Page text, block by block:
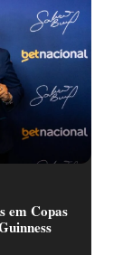
em Copas